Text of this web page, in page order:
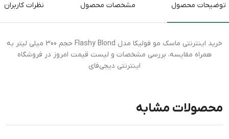
توضیحات محصول مشخصات محصول نظرات کاربران
خرید اینترنتی ماسک مو فولیکا مدل Flashy Blond حجم 300 میلی لیتر به
همراه مقایسه، بررسی مشخصات و لیست قیمت امروز در فروشگاه
اینترنتی دیجی‌فای
محصولات مشابه